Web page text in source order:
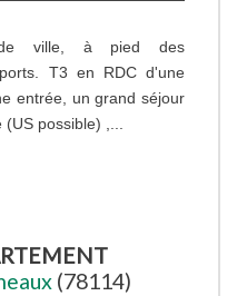
de ville, à pied des
T3 en RDC d'une
entrée, un grand séjour
(US possible) ,...
(78114)